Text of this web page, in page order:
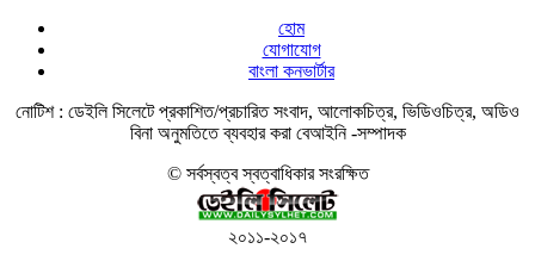
হোম
যোগাযোগ
বাংলা কনভার্টার
নোটিশ : ডেইলি সিলেটে প্রকাশিত/প্রচারিত সংবাদ, আলোকচিত্র, ভিডিওচিত্র, অডিও
বিনা অনুমতিতে ব্যবহার করা বেআইনি -সম্পাদক
© সর্বস্বত্ব স্বত্বাধিকার সংরক্ষিত
২০১১-২০১৭